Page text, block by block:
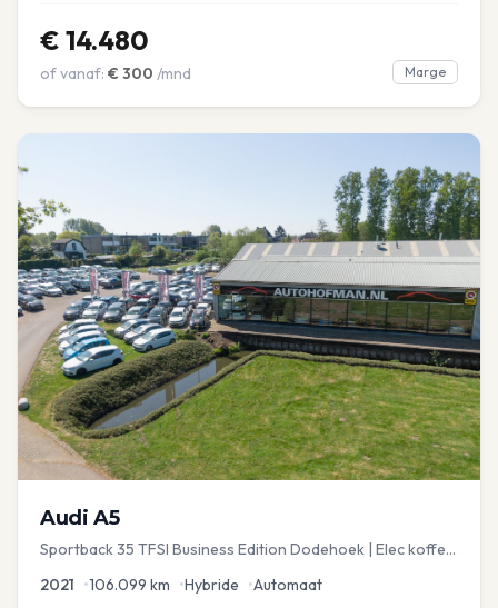
€ 14.480
of vanaf: € 300 /mnd Marge
Audi A5
Sportback 35 TFSI Business Edition Dodehoek | Elec koffer
2021 •106.099 km •Hybride •Automaat